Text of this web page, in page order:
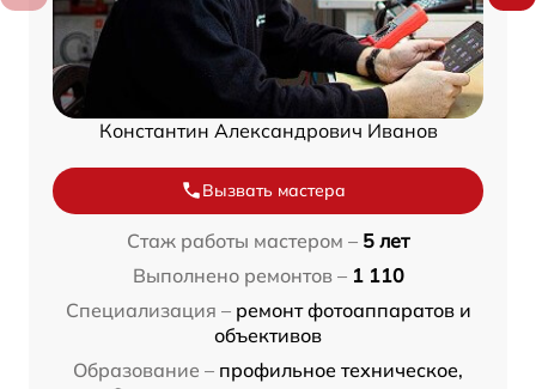
Константин Александрович Иванов
Вызвать мастера
Стаж работы мастером – 5 лет
Выполнено ремонтов – 1 110
Специализация – ремонт фотоаппаратов и
объективов
Образование – профильное техническое,